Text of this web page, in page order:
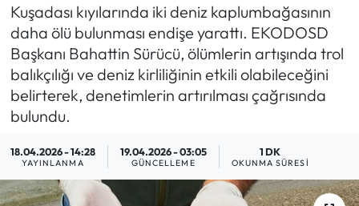
Kuşadası kıyılarında iki deniz kaplumbağasının
daha ölü bulunması endişe yarattı. EKODOSD
Başkanı Bahattin Sürücü, ölümlerin artışında trol
balıkçılığı ve deniz kirliliğinin etkili olabileceğini
belirterek, denetimlerin artırılması çağrısında
bulundu.
18.04.2026 - 14:28
YAYINLANMA
19.04.2026 - 03:05
GÜNCELLEME
1 DK
OKUNMA SÜRESI
GÜNCEL
GÜNDEM
MAGAZİN
Son Dakika Haberleri
Haber Arşivi